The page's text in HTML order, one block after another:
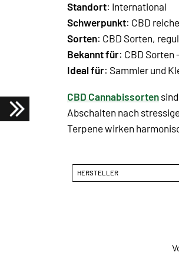
Standort: International
Schwerpunkt: CBD
Sorten: CBD Sorten,
Bekannt für: CBD Sorten
Ideal für: Sammler und
CBD Cannabissorten
Abschalten nach
Terpene wirken
HERSTELLER